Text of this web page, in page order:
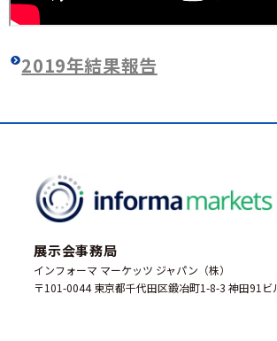
2019年結果報告
展示会事務局
インフォーマ マーケッツ ジャパン（株）
〒101-0044 東京都千代田区鍛冶町1-8-3 神田91ビ